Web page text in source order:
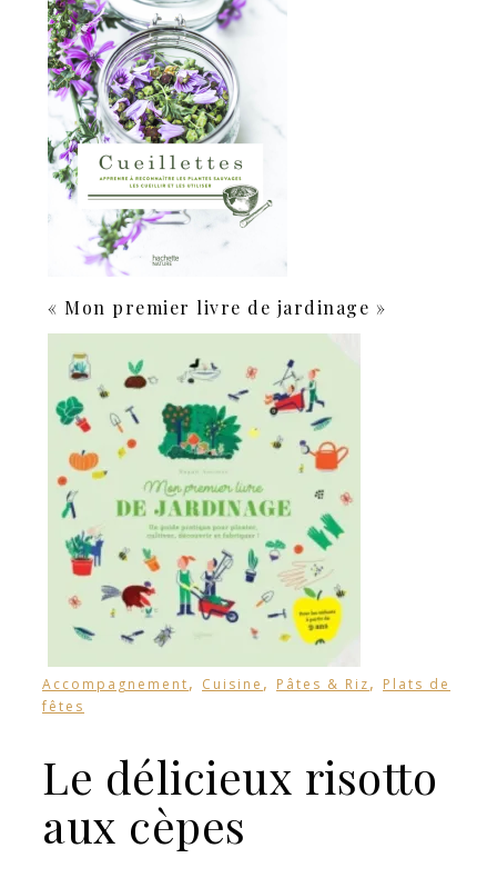
« Mon premier livre de jardinage »
Accompagnement, Cuisine , Pâtes & Riz, Plats de
fêtes
Le délicieux risotto
aux cèpes